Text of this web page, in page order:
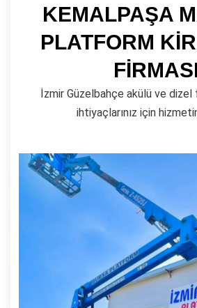
KEMALPAŞA
PLATFORM
İzmir Güzelbahçe akülü ve
ihtiyaçlarınız için